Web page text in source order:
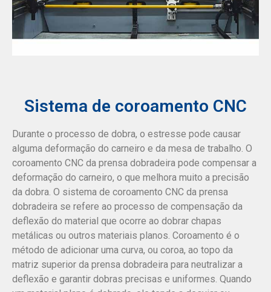
Sistema de coroamento CNC
Durante o processo de dobra, o estresse pode causar
alguma deformação do carneiro e da mesa de trabalho. O
coroamento CNC da prensa dobradeira pode compensar a
deformação do carneiro, o que melhora muito a precisão
da dobra. O sistema de coroamento CNC da prensa
dobradeira se refere ao processo de compensação da
deflexão do material que ocorre ao dobrar chapas
metálicas ou outros materiais planos. Coroamento é o
método de adicionar uma curva, ou coroa, ao topo da
matriz superior da prensa dobradeira para neutralizar a
deflexão e garantir dobras precisas e uniformes. Quando